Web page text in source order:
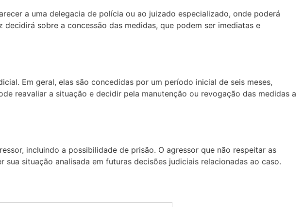
a uma delegacia de polícia ou ao juizado especializado, onde poderá
sobre a concessão das medidas, que podem ser imediatas e
Em geral, elas são concedidas por um período inicial de seis meses,
reavaliar a situação e decidir pela manutenção ou revogação das medidas a
incluindo a possibilidade de prisão. O agressor que não respeitar as
situação analisada em futuras decisões judiciais relacionadas ao caso.